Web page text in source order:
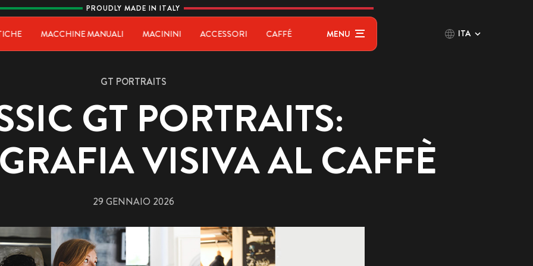
PROUDLY MADE IN ITALY
ITA
MACCHINE MANUALI MACININI ACCESSORI CAFFÉ MENU
GT PORTRAITS
GT PORTRAITS:
VISIVA AL CAFFÈ
29 GENNAIO 2026